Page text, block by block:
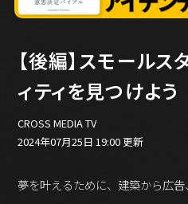
編集4.0
シンカケイコウホウ
バックオフィス
業界ビジネス
【後編】スモールス
ィティを見つけよう
CROSS MEDIA TV
2024年07月25日 19:00 更新
夢を叶えるために、建築から広告